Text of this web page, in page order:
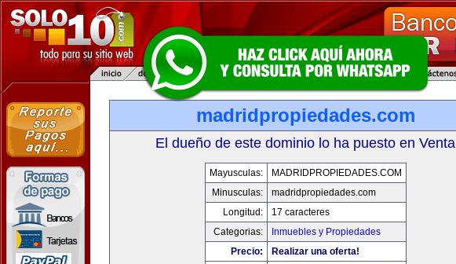
madridpropiedades.com
El dueño de este dominio lo ha puesto en Venta
Mayusculas:
MADRIDPROPIEDADES.COM
Minusculas:
madridpropiedades.com
Longitud:
17 caracteres
Categorias:
Inmuebles y Propiedades
Precio:
Realizar una oferta!